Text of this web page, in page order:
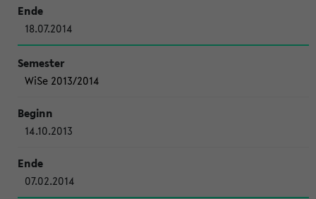
18.07.2014
WiSe 2013/2014
14.10.2013
07.02.2014